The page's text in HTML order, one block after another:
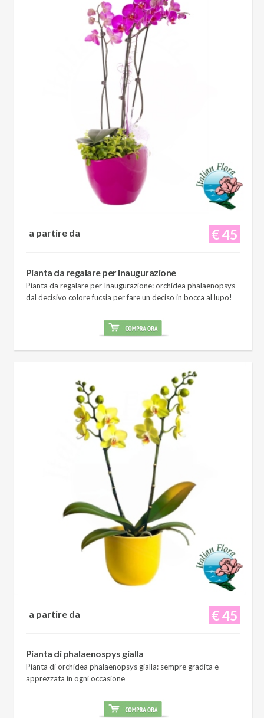
€ 45
a partire da
Pianta da regalare per Inaugurazione
Pianta da regalare per Inaugurazione: orchidea phalaenopsys
dal decisivo colore fucsia per fare un deciso in bocca al lupo!
€ 45
a partire da
Pianta di phalaenospys gialla
Pianta di orchidea phalaenopsys gialla: sempre gradita e
apprezzata in ogni occasione